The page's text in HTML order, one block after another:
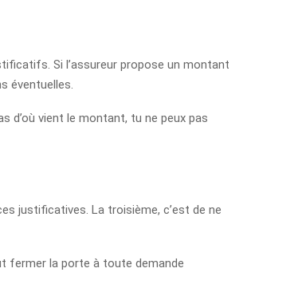
Si l’assureur propose un montant
éventuelles.
d’où vient le montant, tu ne peux pas
justificatives. La troisième, c’est de ne
fermer la porte à toute demande